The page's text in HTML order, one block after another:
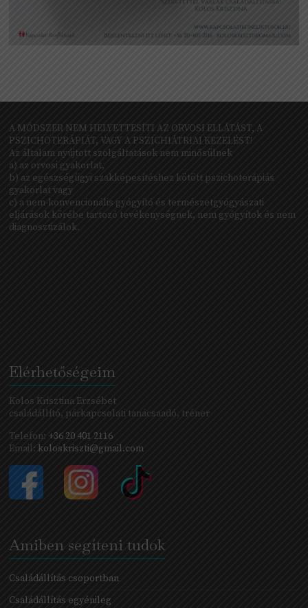
A MÓDSZER NEM HELYETTESÍTI AZ ORVOSI ELLÁTÁST, A
PSZICHOTERÁPIÁT, VAGY A PSZICHIÁTRIAI KEZELÉST!
Az általam nyújtott szolgáltatások nem minősülnek
a) az orvosi gyakorlat,
b) az egészségügyi szakképesítéshez kötött pszichoterápiás
gyakorlat vagy
c) a nem-konvencionális gyógyító és természetgyógyászati
eljárások körébe tartozó tevékenységnek, nem gyógyítok és nem
diagnosztizálok.
Elérhetőségeim
Kolos Krisztina Erzsébet
családállító, párkapcsolati tanácsaadó, tréner
Telefon: +36 20 401 2116
Email: koloskriszti@gmail.com
Amiben segíteni tudok
Családállítás csoportban
Családállítás egyénileg